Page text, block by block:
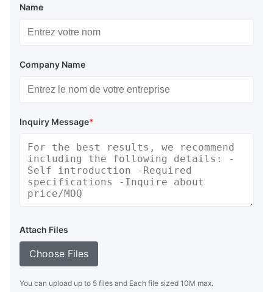
Name
Company Name
Inquiry Message*
Attach Files
Choose Files
You can upload up to 5 files and Each file sized 10M max.